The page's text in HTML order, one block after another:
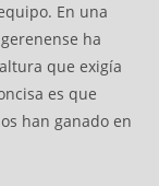
En una
ha
que exigía
es que
han ganado en